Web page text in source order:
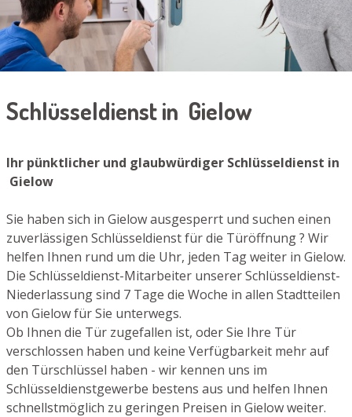
Schlüsseldienst in Gielow
Ihr pünktlicher und glaubwürdiger Schlüsseldienst in
Gielow
Sie haben sich in Gielow ausgesperrt und suchen einen
zuverlässigen Schlüsseldienst für die Türöffnung ? Wir
helfen Ihnen rund um die Uhr, jeden Tag weiter in Gielow.
Die Schlüsseldienst-Mitarbeiter unserer Schlüsseldienst-
Niederlassung sind 7 Tage die Woche in allen Stadtteilen
von Gielow für Sie unterwegs.
Ob Ihnen die Tür zugefallen ist, oder Sie Ihre Tür
verschlossen haben und keine Verfügbarkeit mehr auf
den Türschlüssel haben - wir kennen uns im
Schlüsseldienstgewerbe bestens aus und helfen Ihnen
schnellstmöglich zu geringen Preisen in Gielow weiter.